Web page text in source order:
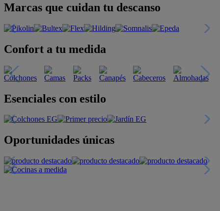
Marcas que cuidan tu descanso
Confort a tu medida
Esenciales con estilo
Oportunidades únicas